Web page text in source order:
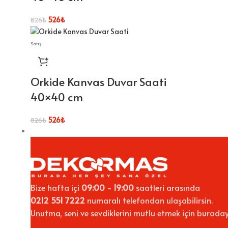
826₺ 526₺
Satış
Orkide Kanvas Duvar Saati
40×40 cm
826₺ 526₺
Bize hafta içi 09:00 - 19:00 saatleri arasında
0212 551 7222 numaralı telefondan ulaşabilirsin.
Unutma, seni ve sevdiklerini mutlu etmek için